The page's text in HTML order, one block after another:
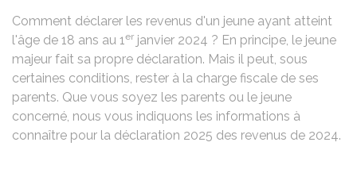
Comment déclarer les revenus d'un jeune ayant atteint
l'âge de 18 ans au 1er janvier 2024 ? En principe, le jeune
majeur fait sa propre déclaration. Mais il peut, sous
certaines conditions, rester à la charge fiscale de ses
parents. Que vous soyez les parents ou le jeune
concerné, nous vous indiquons les informations à
connaître pour la déclaration 2025 des revenus de 2024.